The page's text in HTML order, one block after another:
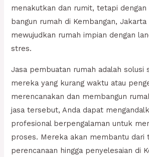
menakutkan dan rumit, tetapi dengan
bangun rumah di Kembangan,
mewujudkan rumah impian dengan
stres.
Jasa pembuatan rumah adalah solusi
mereka yang kurang waktu atau
merencanakan dan membangun
jasa tersebut, Anda dapat
profesional berpengalaman untuk
proses. Mereka akan membantu dari
perencanaan hingga penyelesaian di